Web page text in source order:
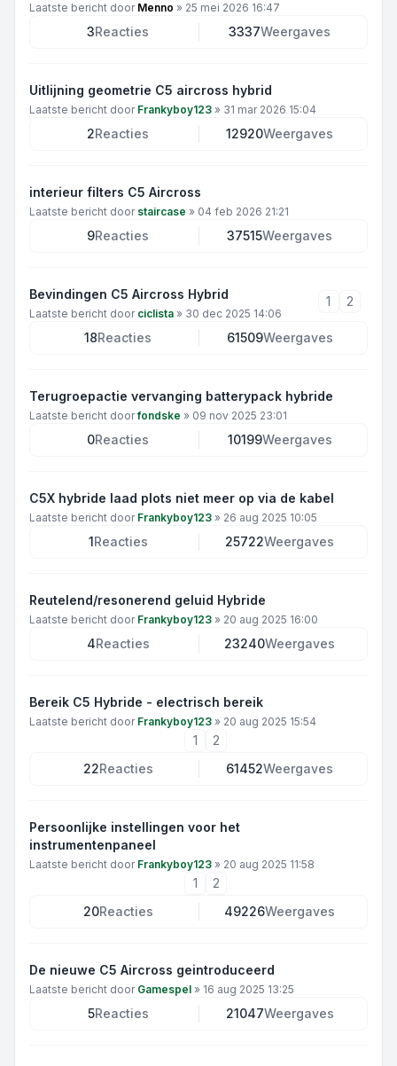
Laatste bericht door Menno » 25 mei 2026 16:47
3Reacties 3337Weergaves
Uitlijning geometrie C5 aircross hybrid
Laatste bericht door Frankyboy123 » 31 mar 2026 15:04
2Reacties 12920Weergaves
interieur filters C5 Aircross
Laatste bericht door staircase » 04 feb 2026 21:21
9Reacties 37515Weergaves
Bevindingen C5 Aircross Hybrid
Laatste bericht door ciclista » 30 dec 2025 14:06
1 2
18Reacties 61509Weergaves
Terugroepactie vervanging batterypack hybride
Laatste bericht doorfondske » 09 nov 2025 23:01
0Reacties 10199Weergaves
C5X hybride laad plots niet meer op via de kabel
Laatste bericht door Frankyboy123 » 26 aug 2025 10:05
1Reacties 25722Weergaves
Reutelend/resonerend geluid Hybride
Laatste bericht door Frankyboy123 » 20 aug 2025 16:00
4Reacties 23240Weergaves
Bereik C5 Hybride - electrisch bereik
Laatste bericht door Frankyboy123 » 20 aug 2025 15:54
1
2
22Reacties 61452Weergaves
Persoonlijke instellingen voor het
instrumentenpaneel
Laatste bericht door Frankyboy123 » 20 aug 2025 11:58
1
2
20Reacties 49226Weergaves
De nieuwe C5 Aircross geintroduceerd
Laatste bericht door Gamespel » 16 aug 2025 13:25
5Reacties 21047Weergaves